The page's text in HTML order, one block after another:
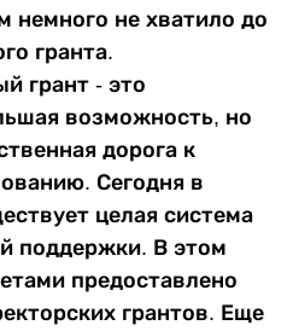
немного не хватило до
гранта.
грант - это
возможность, но
дорога к
Сегодня в
целая система
поддержки. В этом
предоставлено
грантов. Еще